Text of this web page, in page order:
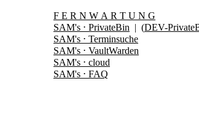
F E R N W A R T U N G
SAM's ⋅ PrivateBin | (DEV-
SAM's ⋅ Terminsuche
SAM's ⋅ VaultWarden
SAM's ⋅ cloud
SAM's ⋅ FAQ